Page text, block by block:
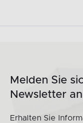
Melden Sie
Newsletter an
Erhalten Sie